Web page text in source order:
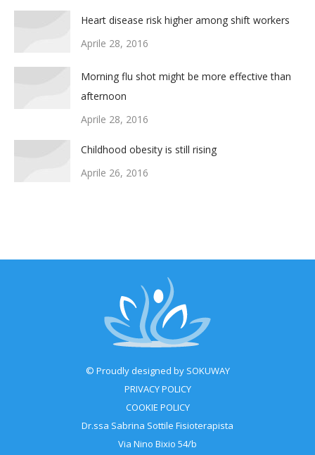
Heart disease risk higher among shift workers
Aprile 28, 2016
Morning flu shot might be more effective than
afternoon
Aprile 28, 2016
Childhood obesity is still rising
Aprile 26, 2016
© Proudly designed by SOKUWAY
PRIVACY POLICY
COOKIE POLICY
Dr.ssa Sabrina Sottile Fisioterapista
Via Nino Bixio 54/b